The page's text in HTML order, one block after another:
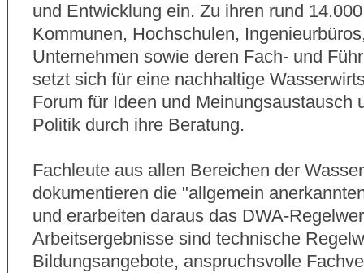
und Entwicklung ein. Zu ihren rund
Kommunen, Hochschulen,
Unternehmen sowie deren Fach- und
setzt sich für eine nachhaltige
Forum für Ideen und Meinungsaustausch
Politik durch ihre Beratung.
Fachleute aus allen Bereichen der
dokumentieren die "allgemein
und erarbeiten daraus das DWA-
Arbeitsergebnisse sind technische
Bildungsangebote, anspruchsvolle